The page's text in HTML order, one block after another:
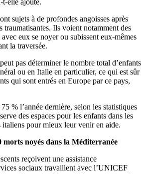
t-elle ajouté.
sujets à de profondes angoisses après
traumatisantes. Ils voient notamment des
eux se noyer ou subissent eux-mêmes
la traversée.
pas déterminer le nombre total d’enfants
ou en Italie en particulier, ce qui est sûr
qui sont entrés en Europe par ce pays,
% l’année dernière, selon les statistiques
des espaces pour les enfants dans les
italiens pour mieux leur venir en aide.
morts noyés dans la Méditerranée
reçoivent une assistance
sociaux travaillent avec l’UNICEF